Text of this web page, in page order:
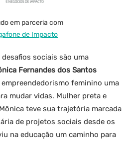
em parceria com
de Impacto
desafios sociais são uma
Fernandes dos Santos
feminino uma
mudar vidas. Mulher preta e
teve sua trajetória marcada
de projetos sociais desde os
na educação um caminho para